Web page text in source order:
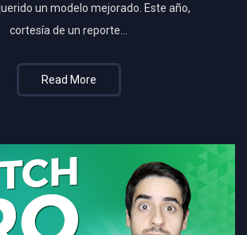
un modelo mejorado. Este año,
cortesía de un reporte…
Read More